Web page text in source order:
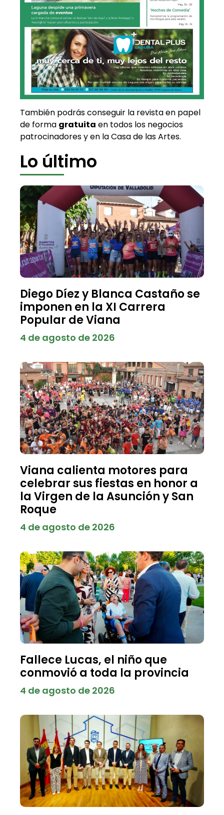
También podrás conseguir la revista en papel
de forma gratuita en todos los negocios
patrocinadores y en la Casa de las Artes.
Lo último
Diego Díez y Blanca Castaño se
imponen en la XI Carrera
Popular de Viana
4 de agosto de 2026
Viana calienta motores para
celebrar sus fiestas en honor a
la Virgen de la Asunción y San
Roque
4 de agosto de 2026
Fallece Lucas, el niño que
conmovió a toda la provincia
4 de agosto de 2026